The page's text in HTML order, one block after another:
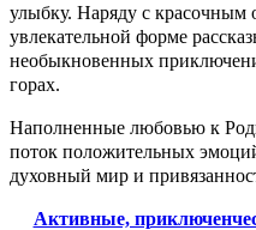
улыбку. Наряду с красочным
увлекательной форме
необыкновенных
горах.
Наполненные любовью к
поток положительных
духовный мир и
Активные,